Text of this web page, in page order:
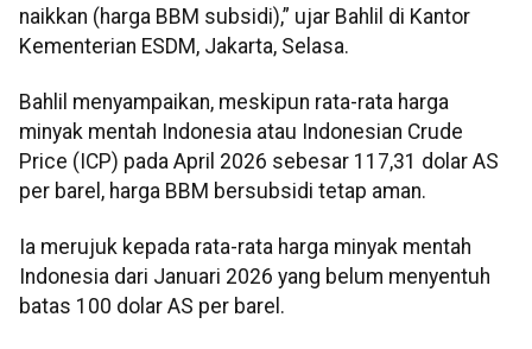
naikkan (harga BBM subsidi),” ujar Bahlil di Kantor
Kementerian ESDM, Jakarta, Selasa.
Bahlil menyampaikan, meskipun rata-rata harga
minyak mentah Indonesia atau Indonesian Crude
Price (ICP) pada April 2026 sebesar 117,31 dolar AS
per barel, harga BBM bersubsidi tetap aman.
Ia merujuk kepada rata-rata harga minyak mentah
Indonesia dari Januari 2026 yang belum menyentuh
batas 100 dolar AS per barel.